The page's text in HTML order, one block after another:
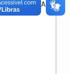
RECEITA